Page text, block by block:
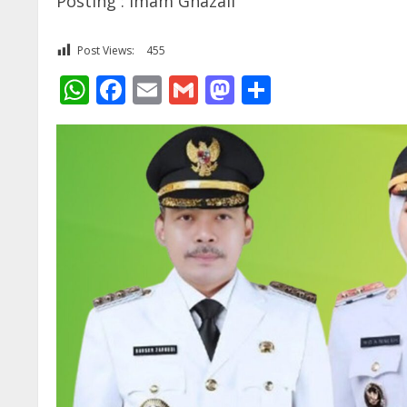
Post Views: 455
WhatsApp
Facebook
EmailGmailMastodon